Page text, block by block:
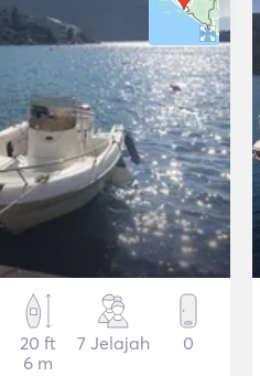
20 ft
6 m
7 Jelajah 0